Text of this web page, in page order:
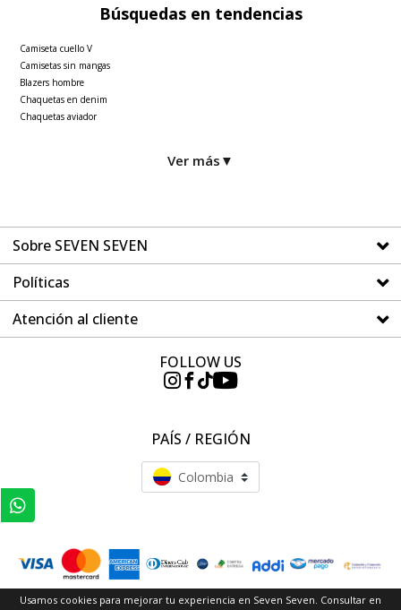
Búsquedas en tendencias
Camiseta cuello V
Camisetas sin mangas
Blazers hombre
Chaquetas en denim
Chaquetas aviador
Ver más ▼
Sobre SEVEN SEVEN
Políticas
Atención al cliente
FOLLOW US
PAÍS / REGIÓN
Colombia
Usamos cookies para mejorar tu experiencia en Seven Seven. Consultar en